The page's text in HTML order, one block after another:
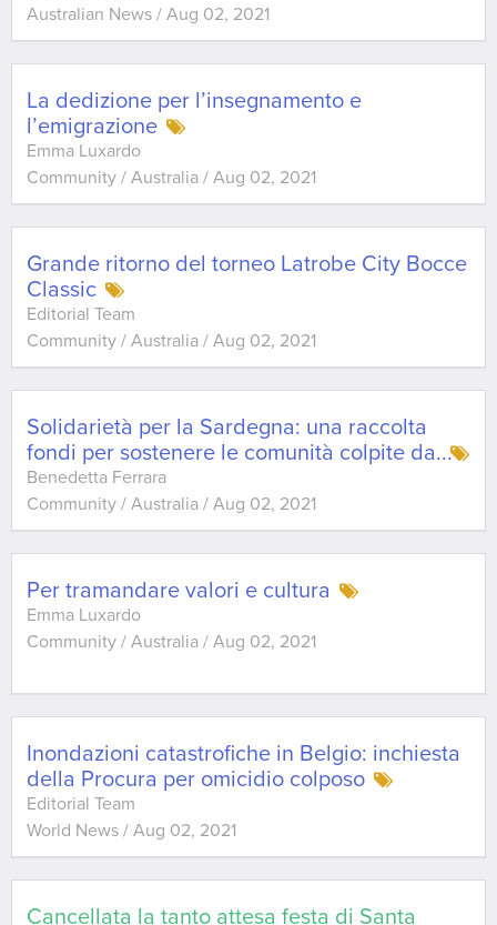
Australian News / Aug 02, 2021
La dedizione per l’insegnamento e
l’emigrazione
Emma Luxardo
Community / Australia / Aug 02, 2021
Grande ritorno del torneo Latrobe City Bocce
Classic
Editorial Team
Community / Australia / Aug 02, 2021
Solidarietà per la Sardegna: una raccolta
fondi per sostenere le comunità colpite da...
Benedetta Ferrara
Community / Australia / Aug 02, 2021
Per tramandare valori e cultura
Emma Luxardo
Community / Australia / Aug 02, 2021
Inondazioni catastrofiche in Belgio: inchiesta
della Procura per omicidio colposo
Editorial Team
World News / Aug 02, 2021
Cancellata la tanto attesa festa di Santa